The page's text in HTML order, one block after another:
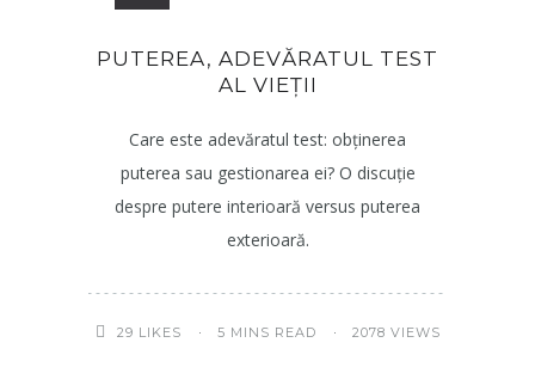
PUTEREA, ADEVĂRATUL TEST
AL VIEȚII
Care este adevăratul test: obținerea
puterea sau gestionarea ei? O discuție
despre putere interioară versus puterea
exterioară.
29 LIKES 5 MINS READ 2078 VIEWS